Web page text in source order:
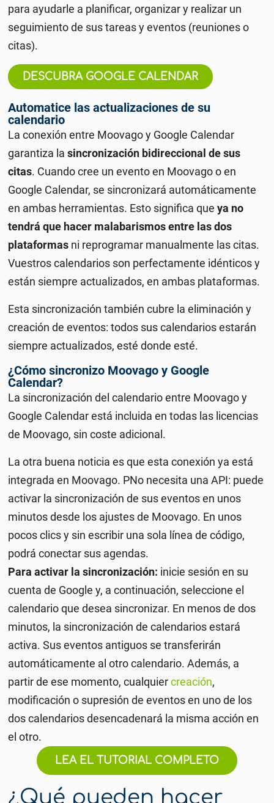
para ayudarle a planificar, organizar y realizar un
seguimiento de sus tareas y eventos (reuniones o
citas).
DESCUBRA GOOGLE CALENDAR
Automatice las actualizaciones de su
calendario
La conexión entre Moovago y Google Calendar
garantiza lasincronización bidireccional de sus
citas. Cuando cree un evento en Moovago o en
Google Calendar, se sincronizará automáticamente
en ambas herramientas. Esto significa queya no
tendrá que hacer malabarismos entre las dos
plataformas ni reprogramar manualmente las citas.
Vuestros calendarios son perfectamente idénticos y
están siempre actualizados, en ambas plataformas.
Esta sincronización también cubre la eliminación y
creación de eventos: todos sus calendarios estarán
siempre actualizados, esté donde esté.
¿Cómo sincronizo Moovago y Google
Calendar?
La sincronización del calendario entre Moovago y
Google Calendar está incluida en todas las licencias
de Moovago, sin coste adicional.
La otra buena noticia es que esta conexión ya está
integrada en Moovago. PNo necesita una API: puede
activar la sincronización de sus eventos en unos
minutos desde los ajustes de Moovago. En unos
pocos clics y sin escribir una sola línea de código,
podrá conectar sus agendas.
Para activar la sincronización: inicie sesión en su
cuenta de Google y, a continuación, seleccione el
calendario que desea sincronizar. En menos de dos
minutos, la sincronización de calendarios estará
activa. Sus eventos antiguos se transferirán
automáticamente al otro calendario. Además, a
partir de ese momento, cualquiercreación,
modificación o supresión de eventos en uno de los
dos calendarios desencadenará la misma acción en
el otro.
LEA EL TUTORIAL COMPLETO
¿Qué pueden hacer